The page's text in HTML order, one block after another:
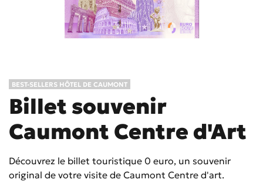
BEST-SELLERS HÔTEL DE CAUMONT
Billet souvenir
Caumont Centre d'Art
Découvrez le billet touristique 0 euro, un souvenir
original de votre visite de Caumont Centre d'art.